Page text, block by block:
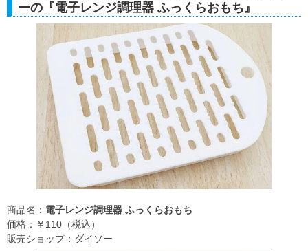
ーの『電子レンジ調理器 ふっくらおもち』
商品名： 電子レンジ調理器 ふっくらおもち
価格：￥110（税込）
販売ショップ：ダイソー